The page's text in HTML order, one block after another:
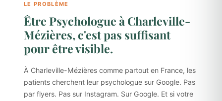
LE PROBLÈME
Être Psychologue à Charleville-
Mézières, c'est pas suffisant
pour être visible.
À Charleville-Mézières comme partout en France, les
patients cherchent leur psychologue sur Google. Pas
par flyers. Pas sur Instagram. Sur Google. Et si votre